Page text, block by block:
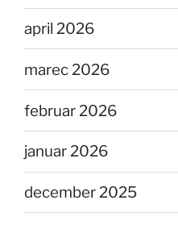
april 2026
marec 2026
februar 2026
januar 2026
december 2025